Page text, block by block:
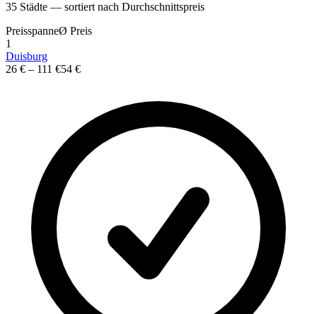
35 Städte — sortiert nach Durchschnittspreis
PreisspanneØ Preis
1
Duisburg
26 € – 111 €54 €